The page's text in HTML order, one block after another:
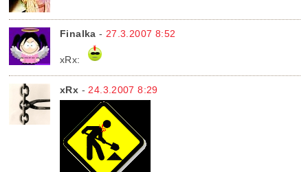
Finalka - 27.3.2007 8:52
xRx:
xRx - 24.3.2007 8:29